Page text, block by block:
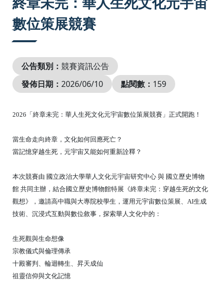
數位策展競賽
公告類別： 競賽資訊公告
發佈日期： 2026/06/10 點閱數： 159
2026「終章未完：華人生死文化元宇宙數位策展競賽」正式開跑！
當生命走向終章，文化如何回應死亡？
當記憶穿越生死，元宇宙又能如何重新詮釋？
本次競賽由 國立政治大學華人文化元宇宙研究中心 與 國立歷史博物
館 共同主辦，結合國立歷史博物館特展《終章未完：穿越生死的文化
觀想》，邀請高中職與大專院校學生，運用元宇宙數位策展、AI生成
技術、沉浸式互動與數位敘事，探索華人文化中的：
生死觀與生命想像
宗教儀式與倫理傳承
十殿審判、輪迴轉生、昇天成仙
祖靈信仰與文化記憶